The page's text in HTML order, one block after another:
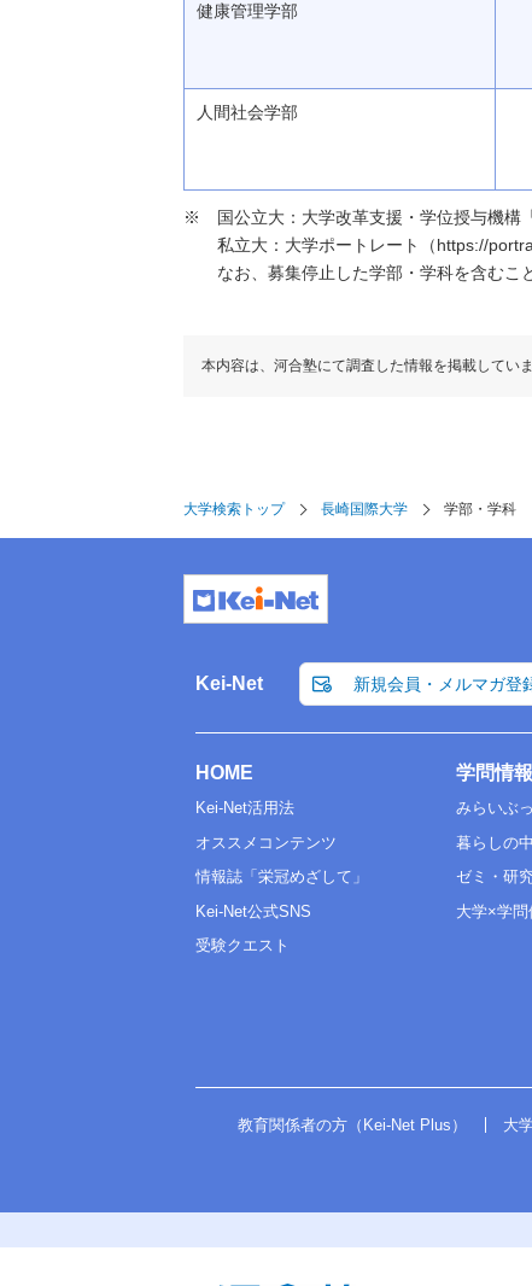
健康管理学部
人間社会学部
国公立大：大学改革支援・学位授与機
私立大：大学ポートレート（https://
なお、募集停止した学部・学科を含むこ
本内容は、河合塾にて調査した情報を掲載してい
大学検索トップ 長崎国際大学 学部・学科
Kei-Net 新規会員・メルマガ登
HOME
Kei-Net活用法
オススメコンテンツ
情報誌「栄冠めざして」
Kei-Net公式SNS
受験クエスト
学問情報
みらいぶ
暮らしの
ゼミ・研
大学×学問
教育関係者の方（Kei-Net Plus） 大